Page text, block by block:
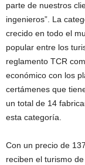
parte de nuestros
ingenieros”. La
crecido en todo el
popular entre los
reglamento TCR
económico con los
certámenes que
un total de 14
esta categoría.
Con un precio de
reciben el turismo